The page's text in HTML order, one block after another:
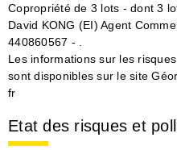
Copropriété de 3 lots - dont 3
David KONG (EI) Agent
440860567 - .
Les informations sur les
sont disponibles sur le site
fr
Etat des risques et